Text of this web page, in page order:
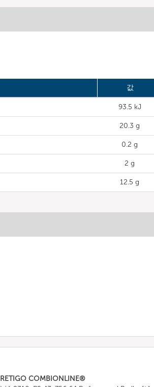
값
93.5 kJ
20.3 g
0.2 g
2 g
12.5 g
RETIGO COMBIONLINE®